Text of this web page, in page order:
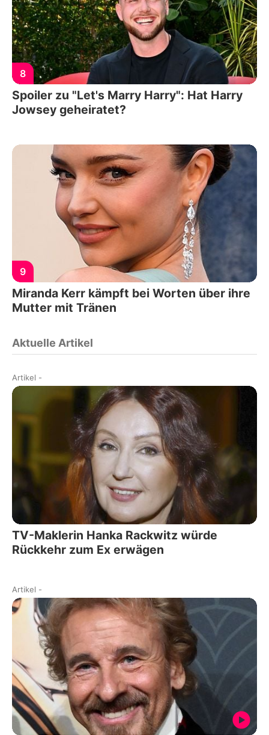
8
Spoiler zu "Let's Marry Harry": Hat Harry
Jowsey geheiratet?
9
Miranda Kerr kämpft bei Worten über ihre
Mutter mit Tränen
Aktuelle Artikel
Artikel -
TV-Maklerin Hanka Rackwitz würde
Rückkehr zum Ex erwägen
Artikel -